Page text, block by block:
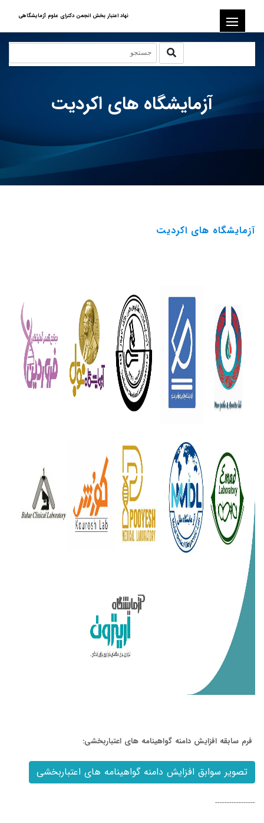
نهاد اعتبار بخش انجمن دکترای علوم آزمایشگاهی
آزمایشگاه های اکردیت
آزمایشگاه های اکردیت
فرم سابقه افزایش دامنه گواهینامه های اعتباربخشی:
تصویر سوابق افزایش دامنه گواهینامه های اعتباربخشی
-----------------